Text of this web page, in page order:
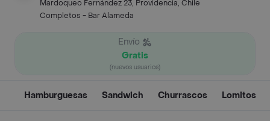
Mardoqueo Fernández 23, Providencia, Chile
Completos - Bar Alameda
Envío
Gratis
(nuevos usuarios)
Hamburguesas Sandwich Churrascos Lomitos